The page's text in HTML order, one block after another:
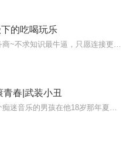
的吃喝玩乐
春|武装小丑